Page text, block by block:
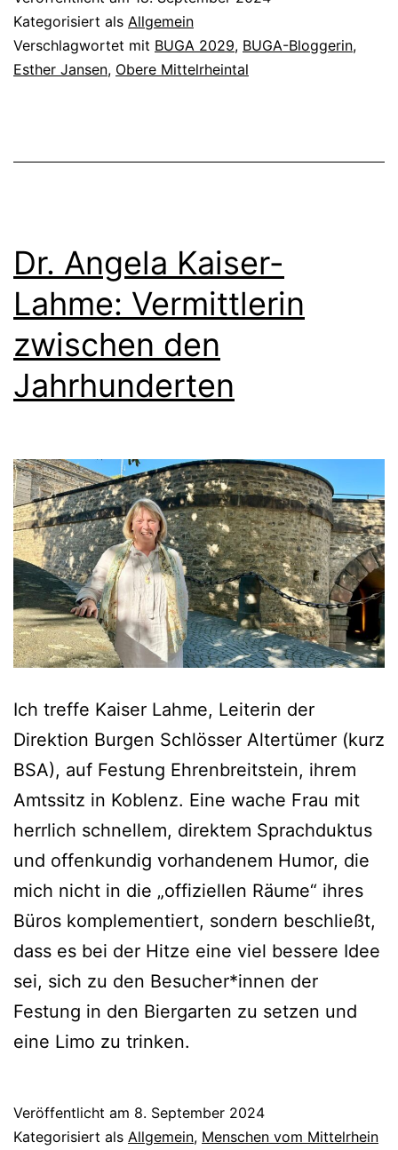
Eine
Kategorisiert als Allgemein
Verschlagwortet mit BUGA 2029, BUGA-Bloggerin,
Esther Jansen, Obere Mittelrheintal
Dr. Angela Kaiser-
Lahme: Vermittlerin
zwischen den
Jahrhunderten
Ich treffe Kaiser Lahme, Leiterin der
Direktion Burgen Schlösser Altertümer (kurz
BSA), auf Festung Ehrenbreitstein, ihrem
Amtssitz in Koblenz. Eine wache Frau mit
herrlich schnellem, direktem Sprachduktus
und offenkundig vorhandenem Humor, die
mich nicht in die „offiziellen Räume“ ihres
Büros komplementiert, sondern beschließt,
dass es bei der Hitze eine viel bessere Idee
sei, sich zu den Besucher*innen der
Festung in den Biergarten zu setzen und
eine Limo zu trinken.
Veröffentlicht am 8. September 2024
Kategorisiert als Allgemein, Menschen vom Mittelrhein